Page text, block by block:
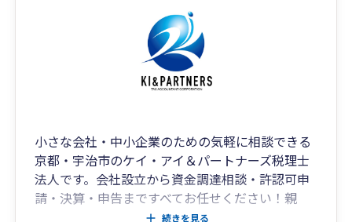
小さな会社・中小企業のための気軽に相談できる
京都・宇治市のケイ・アイ＆パートナーズ税理士
法人です。会社設立から資金調達相談・許認可申
請・決算・申告まですべてお任せください！親
切・丁寧をモットーに現在17名のスタッフが応対
続きを見る